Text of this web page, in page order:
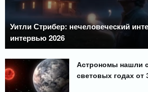
Уитли Стрибер: нечеловеческий
интервью 2026
Астрономы нашли
световых годах от